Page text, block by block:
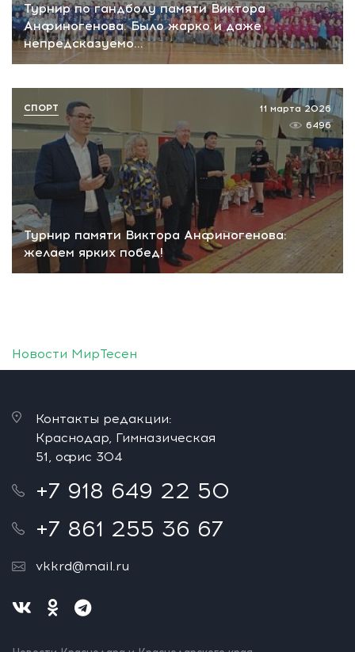
Турнир по гандболу памяти Виктора
Анфиногенова. Было жарко и даже
непредсказуемо…
Турнир памяти Виктора Анфиногенова:
желаем ярких побед!
11 марта 2026
6496
СПОРТ
Новости МирТесен
Контакты редакции:
Краснодар, Гимназическая
51, офис 304
+7 918 649 22 50
+7 861 255 36 67
vkkrd@mail.ru